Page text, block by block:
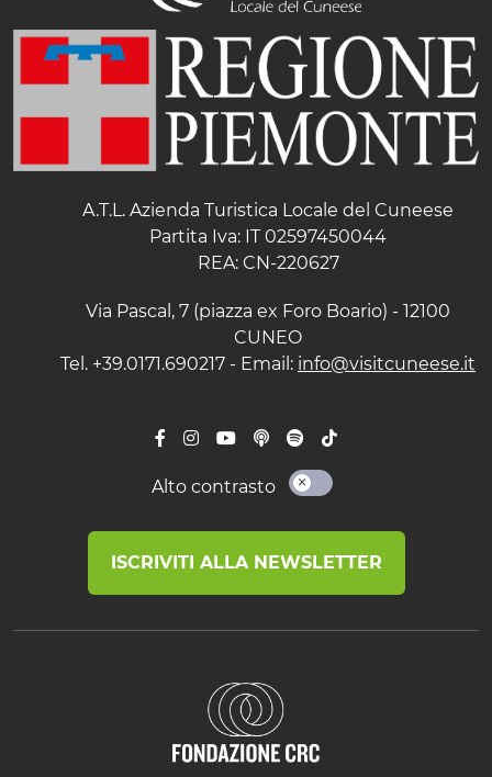
A.T.L. Azienda Turistica Locale del Cuneese
Partita Iva: IT 02597450044
REA: CN-220627
Via Pascal, 7 (piazza ex Foro Boario) - 12100
CUNEO
Tel. +39.0171.690217 - Email: info@visitcuneese.it
Alto contrasto
ISCRIVITI ALLA NEWSLETTER